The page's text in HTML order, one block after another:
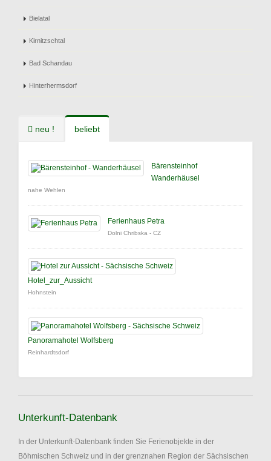
Bielatal
Kirnitzschtal
Bad Schandau
Hinterhermsdorf
neu ! beliebt
Bärensteinhof
Wanderhäusel
nahe Wehlen
Ferienhaus Petra
Dolni Chribska - CZ
Hotel_zur_Aussicht
Hohnstein
Panoramahotel Wolfsberg
Reinhardtsdorf
Unterkunft-Datenbank
In der Unterkunft-Datenbank finden Sie Ferienobjekte in der
Böhmischen Schweiz und in der grenznahen Region der Sächsischen